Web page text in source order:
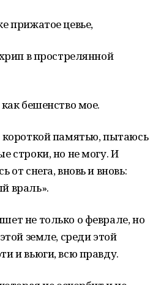
прижатое цевье,
в прострелянной
бешенство мое.
памятью, пытаюсь
строки, но не могу. И
от снега, вновь и вновь:
враль».
не только о феврале, но
земле, среди этой
и вьюги, всю правду.